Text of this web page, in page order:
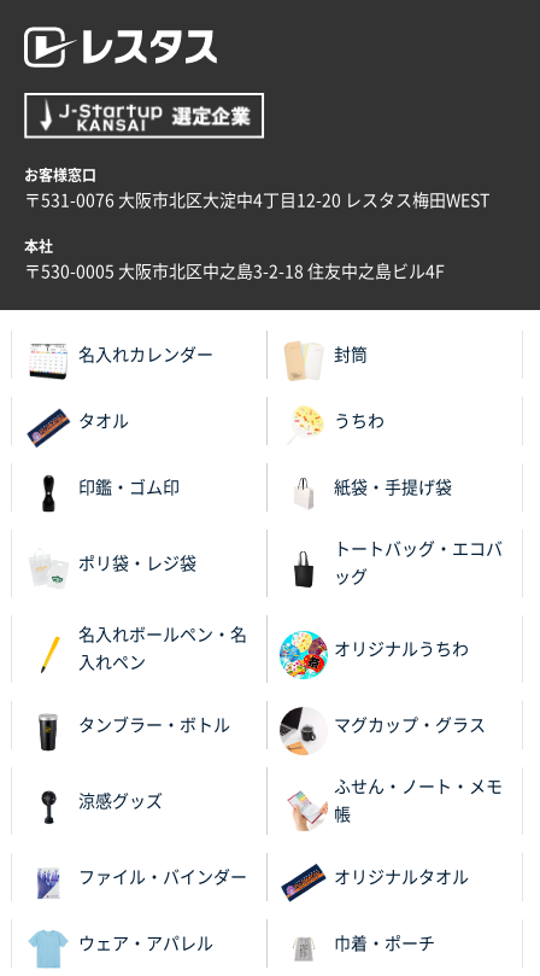
2025年12月02日 23:00
ロゴが入れられること
大阪府E社様
2025年11月28日 15:13
他部署のスタッフからの指示
兵庫県S社様
以前発注しているので、データが残っている点が良か
2025年11月25日 16:41
前回同様、安心できるから
uni ジェットストリーム 05
2025年11月21日 16:39
何度か注文していて、満足していたから
神奈川県のお客様
のし文言が変更できたのと価格。
千葉県M社様
ワンポイント箔押し紙袋 Sサイズ(A5対応)
2025年11月06日 14:57
営業ご担当者さまより、ご丁寧なサポートをいただ
お客様窓口
〒531-0076 大阪市北区大淀中4丁目12-20 レスタス梅田WEST
本社
〒530-0005 大阪市北区中之島3-2-18 住友中之島ビル4F
名入れカレンダー 封筒
タオル うちわ
印鑑・ゴム印 紙袋・手提げ袋
ポリ袋・レジ袋
トートバッグ・エコバ
ッグ
名入れボールペン・名
入れペン
オリジナルうちわ
タンブラー・ボトル マグカップ・グラス
涼感グッズ
ふせん・ノート・メモ
帳
ファイル・バインダー オリジナルタオル
ウェア・アパレル 巾着・ポーチ